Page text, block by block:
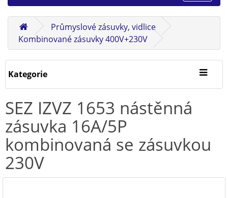
Průmyslové zásuvky, vidlice
Kombinované zásuvky 400V+230V
Kategorie
SEZ IZVZ 1653 nástěnná
zásuvka 16A/5P
kombinovaná se zásuvkou
230V